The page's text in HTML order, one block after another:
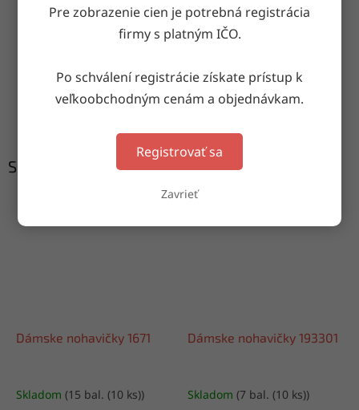
Pre zobrazenie cien je potrebná registrácia
firmy s platným IČO.
Po schválení registrácie získate prístup k
veľkoobchodným cenám a objednávkam.
Registrovať sa
Zavrieť
Doručenie do druhého dňa
Garancia doručenia
Súvisiaci tovar
Dámske nohavičky 1671
Skladom (15 bal. (10 ks))
Dámske nohavičky 193301
Skladom (7 bal. (10 ks))